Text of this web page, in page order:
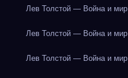
Лев Толстой — Война и мир
Лев Толстой — Война и мир
Лев Толстой — Война и мир